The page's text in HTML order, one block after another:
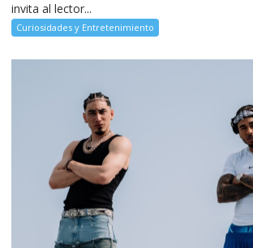
invita al lector...
Curiosidades y Entretenimiento